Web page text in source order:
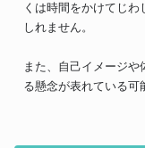
くは時間をかけてじ
しれません。
また、自己イメージ
る懸念が表れている可